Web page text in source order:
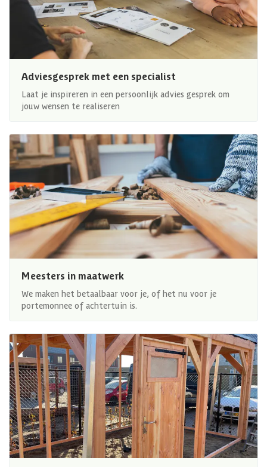
Adviesgesprek met een specialist
Laat je inspireren in een persoonlijk advies gesprek om
jouw wensen te realiseren
Meesters in maatwerk
We maken het betaalbaar voor je, of het nu voor je
portemonnee of achtertuin is.